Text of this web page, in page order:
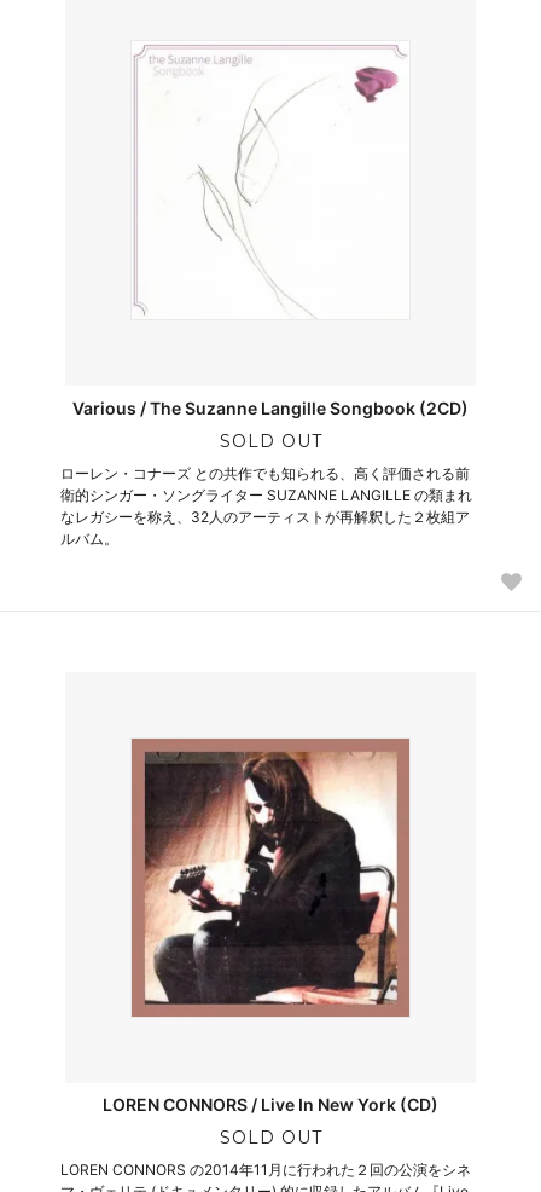
Various / The Suzanne Langille Songbook (2CD)
SOLD OUT
ローレン・コナーズ との共作でも知られる、高く評価される前
衛的シンガー・ソングライター SUZANNE LANGILLE の類まれ
なレガシーを称え、32人のアーティストが再解釈した２枚組ア
ルバム。
LOREN CONNORS / Live In New York (CD)
SOLD OUT
LOREN CONNORS の2014年11月に行われた２回の公演をシネ